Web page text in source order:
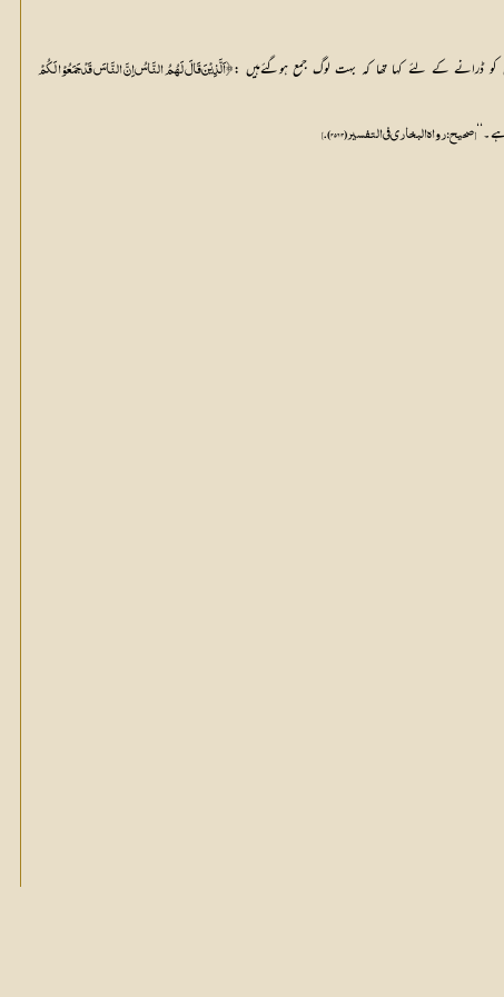
کو ڈرانے کے لئے کہا تھا کہ بہت لوگ جمع ہوگئےہیں :
[صحيح: رواه البخاري في التفسير (4563).]